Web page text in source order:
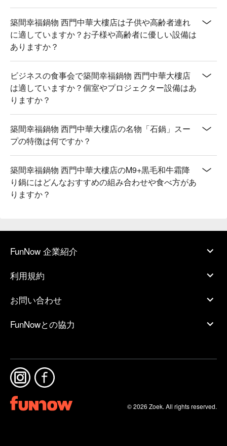
築間幸福鍋物 西門中華大樓店は子供や高齢者連れ
に適していますか？お子様や高齢者に優しい設備は
ありますか？
ビジネスの食事会で築間幸福鍋物 西門中華大樓店
は適していますか？個室やプロジェクター設備はあ
りますか？
築間幸福鍋物 西門中華大樓店の名物「石鍋」スー
プの特徴は何ですか？
築間幸福鍋物 西門中華大樓店のM9+黒毛和牛霜降
り鍋にはどんなおすすめの組み合わせや食べ方があ
りますか？
FunNow 企業紹介
利用規約
お問い合わせ
FunNowとの協力
© 2026 Zoek. All rights reserved.